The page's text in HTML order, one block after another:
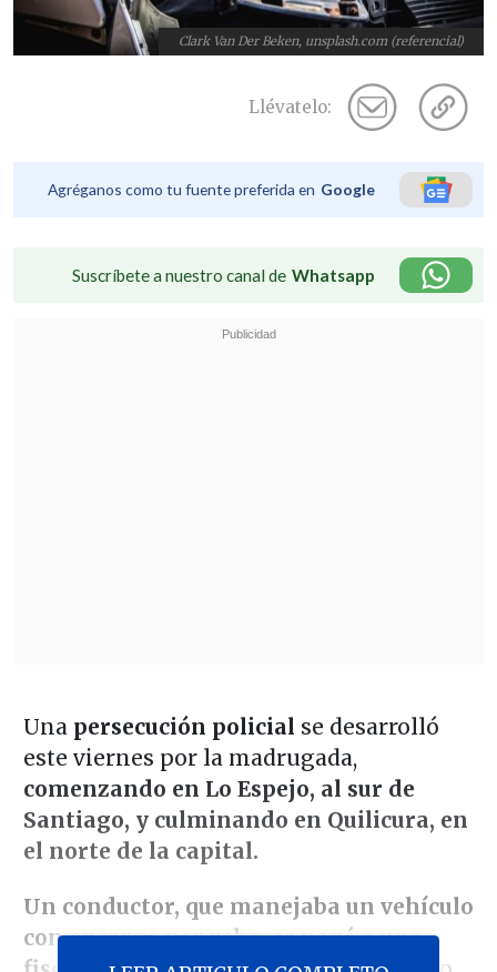
Clark Van Der Beken, unsplash.com (referencial)
Llévatelo:
Agréganos como tu fuente preferida en Google
Suscríbete a nuestro canal de Whatsapp
Una persecución policial se desarrolló
este viernes por la madrugada,
comenzando en Lo Espejo, al sur de
Santiago, y culminando en Quilicura, en
el norte de la capital.
Un conductor, que manejaba un vehículo
con encargo por robo, se negó a una